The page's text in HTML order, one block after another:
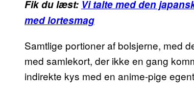
Fik du læst: Vi talte med den
med lortesmag
Samtlige portioner af bolsjerne, med
med samlekort, der ikke en gang
indirekte kys med en anime-pige